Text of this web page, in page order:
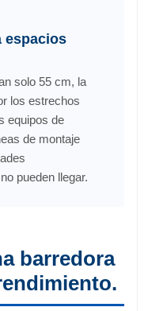
espacios
solo 55 cm, la
los estrechos
equipos de
de montaje
pueden llegar.
barredora